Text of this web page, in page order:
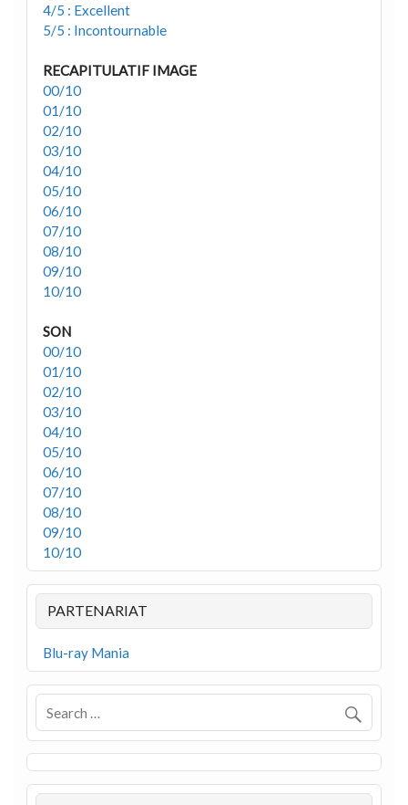
4/5 : Excellent
5/5 : Incontournable
RECAPITULATIF IMAGE
00/10
01/10
02/10
03/10
04/10
05/10
06/10
07/10
08/10
09/10
10/10
SON
00/10
01/10
02/10
03/10
04/10
05/10
06/10
07/10
08/10
09/10
10/10
PARTENARIAT
Blu-ray Mania